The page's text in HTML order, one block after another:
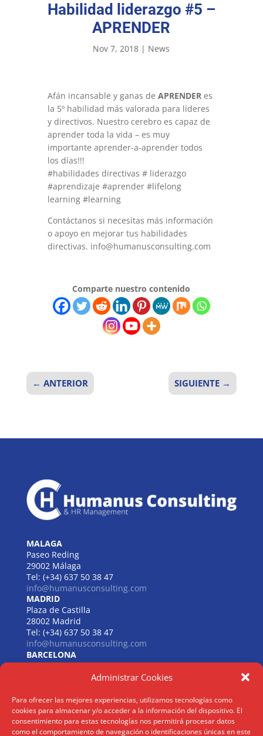
Administrar Cookies
Para ofrecer las mejores experiencias, utilizamos tecnologías como
cookies para almacenar y/o acceder a la información del dispositivo. El
consentimiento para estas tecnologías nos permitirá procesar datos
como el comportamiento de navegación o identificaciones únicas en este
Habilidad liderazgo #5 –
APRENDER
Nov 7, 2018 | News
Afán incansable y ganas de APRENDERes
la 5º habilidad más valorada para líderes
y directivos. Nuestro cerebro es capaz de
aprender toda la vida – es muy
importante aprender-a-aprender todos
los días!!!
#habilidades directivas # liderazgo
#aprendizaje #aprender #lifelong
learning #learning
Contáctanos si necesitas más información
o apoyo en mejorar tus habilidades
directivas. info@humanusconsulting.com
Comparte nuestro contenido
← ANTERIOR SIGUIENTE →
MALAGA
Paseo Reding
29002 Málaga
Tel: (+34) 637 50 38 47
info@humanusconsulting.com
MADRID
Plaza de Castilla
28002 Madrid
Tel: (+34) 637 50 38 47
info@humanusconsulting.com
BARCELONA
Carrer de Beethoven
08021 Barcelona
info@humanusconsulting.com
LISBOA
R. Joaquim António de Aguiar
1070 – 150 Lisboa